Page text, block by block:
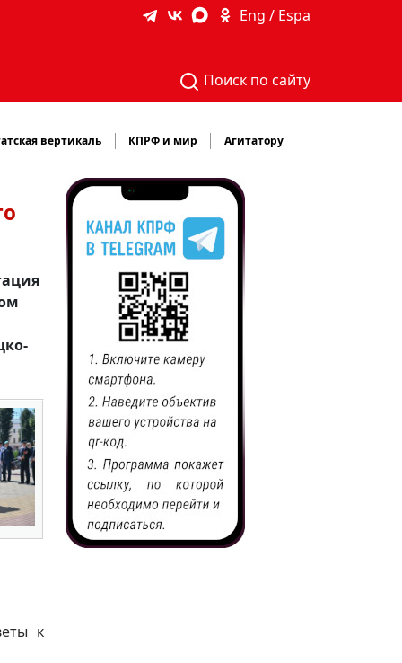
Eng / Espa
Поиск по сайту
вертикаль КПРФ и мир Агитатору
к